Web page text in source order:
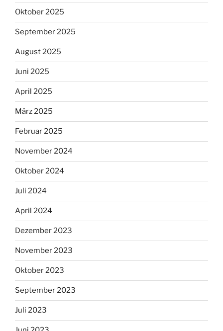
Oktober 2025
September 2025
August 2025
Juni 2025
April 2025
März 2025
Februar 2025
November 2024
Oktober 2024
Juli 2024
April 2024
Dezember 2023
November 2023
Oktober 2023
September 2023
Juli 2023